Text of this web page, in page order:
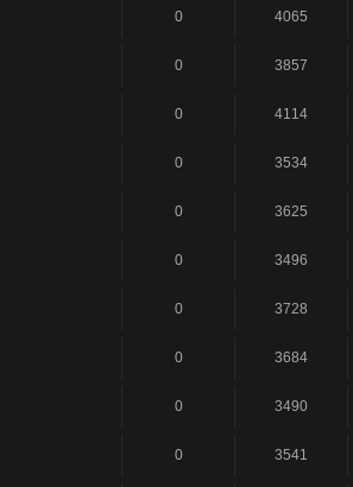
0 4065
0 3857
0 4114
0 3534
0 3625
0 3496
0 3728
0 3684
0 3490
0 3541